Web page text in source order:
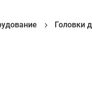
Головки